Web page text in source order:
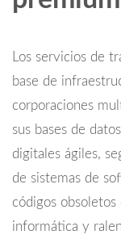
Los servicios de
base de
corporaciones
sus bases de
digitales ágiles,
de sistemas de
códigos
informática y